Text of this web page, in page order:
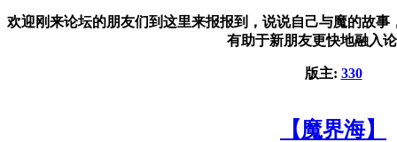
欢迎刚来论坛的朋友们到这里来报报到，说说自己与魔的故
有助于新朋友更快地融入
版主: 330
【魔界海】